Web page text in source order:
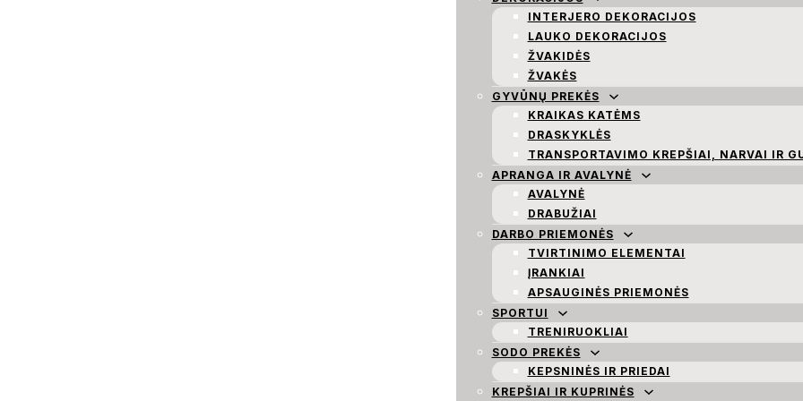
INTERJERO DEKORACIJOS
LAUKO DEKORACIJOS
ŽVAKIDĖS
ŽVAKĖS
GYVŪNŲ PREKĖS
KRAIKAS KATĖMS
DRASKYKLĖS
TRANSPORTAVIMO KREPŠIAI, NARVAI IR
APRANGA IR AVALYNĖ
AVALYNĖ
DRABUŽIAI
DARBO PRIEMONĖS
TVIRTINIMO ELEMENTAI
ĮRANKIAI
APSAUGINĖS PRIEMONĖS
SPORTUI
TRENIRUOKLIAI
SODO PREKĖS
KEPSNINĖS IR PRIEDAI
KREPŠIAI IR KUPRINĖS